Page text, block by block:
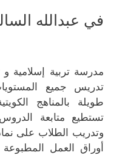
في عبدالله
مدرسة تربية إسلامية
تدريس جميع
طويلة بالمناهج
تستطيع متابعة
وتدريب الطلاب على
أوراق العمل